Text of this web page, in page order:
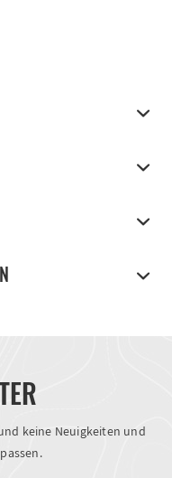
keine Neuigkeiten und